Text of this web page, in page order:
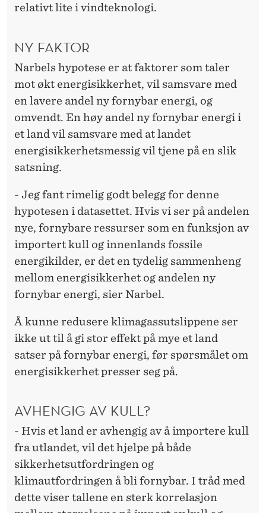
relativt lite i vindteknologi.
NY FAKTOR
Narbels hypotese er at faktorer som taler
mot økt energisikkerhet, vil samsvare med
en lavere andel ny fornybar energi, og
omvendt. En høy andel ny fornybar energi i
et land vil samsvare med at landet
energisikkerhetsmessig vil tjene på en slik
satsning.
- Jeg fant rimelig godt belegg for denne
hypotesen i datasettet. Hvis vi ser på andelen
nye, fornybare ressurser som en funksjon av
importert kull og innenlands fossile
energikilder, er det en tydelig sammenheng
mellom energisikkerhet og andelen ny
fornybar energi, sier Narbel.
Å kunne redusere klimagassutslippene ser
ikke ut til å gi stor effekt på mye et land
satser på fornybar energi, før spørsmålet om
energisikkerhet presser seg på.
AVHENGIG AV KULL?
- Hvis et land er avhengig av å importere kull
fra utlandet, vil det hjelpe på både
sikkerhetsutfordringen og
klimautfordringen å bli fornybar. I tråd med
dette viser tallene en sterk korrelasjon